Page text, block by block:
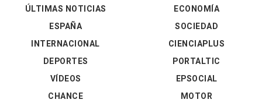
ÚLTIMAS NOTICIAS
ESPAÑA
INTERNACIONAL
DEPORTES
VÍDEOS
ECONOMÍA
SOCIEDAD
CIENCIAPLUS
PORTALTIC
EPSOCIAL
CHANCE
MOTOR